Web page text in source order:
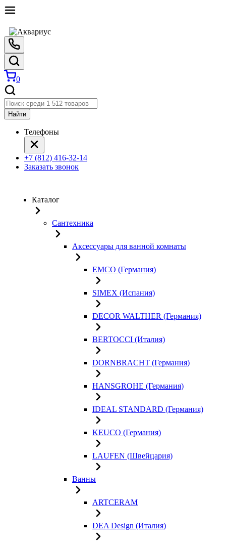
0
Найти
Телефоны
+7 (812) 416-32-14
Заказать звонок
Каталог
Сантехника
Аксессуары для ванной комнаты
EMCO (Германия)
SIMEX (Испания)
DECOR WALTHER (Германия)
BERTOCCI (Италия)
DORNBRACHT (Германия)
HANSGROHE (Германия)
IDEAL STANDARD (Германия)
KEUCO (Германия)
LAUFEN (Швейцария)
Ванны
ARTCERAM
DEA Design (Италия)